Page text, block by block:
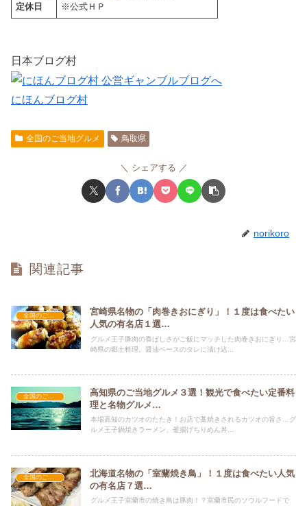
定休日
※公式ＨＰ
日本ブログ村
にほんブログ村
全国のご当地グルメ 鳥取県
シェアする
norikoro
関連記事
宮崎県名物の「肉巻きおにぎり」！１度は食べたい
人気の有名店１選…
グルメ王子豚肉の香ばしさがご飯にマッチした肉巻きおにぎり…宮
崎県の郷土料理。醤油ベースのタレに漬け込...
高知県のご当地グルメ３選！観光で食べたい定番料
理と名物グルメ…
本場高知のカツオのたたき！お店で藁焼きされるカツオの旨さ…グ
ルメ王子鍋焼きラーメン、釜揚げちりめん丼...
北海道名物の「室蘭焼き鳥」！１度は食べたい人気
の有名店７選…
グルメ王子室蘭市の焼き鳥は豚肉！？室蘭市民のソウルフードで